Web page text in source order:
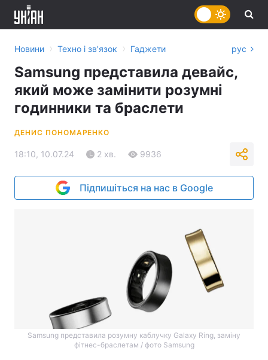
Новини › Техно і зв'язок › Гаджети рус
Samsung представила девайс,
який може замінити розумні
годинники та браслети
ДЕНИС ПОНОМАРЕНКО
18:10, 10.07.24 2 хв. 9936
Підпишіться на нас в Google
Samsung представила розумну каблучку Galaxy Ring, заміну
фітнес-браслетам / фото Samsung